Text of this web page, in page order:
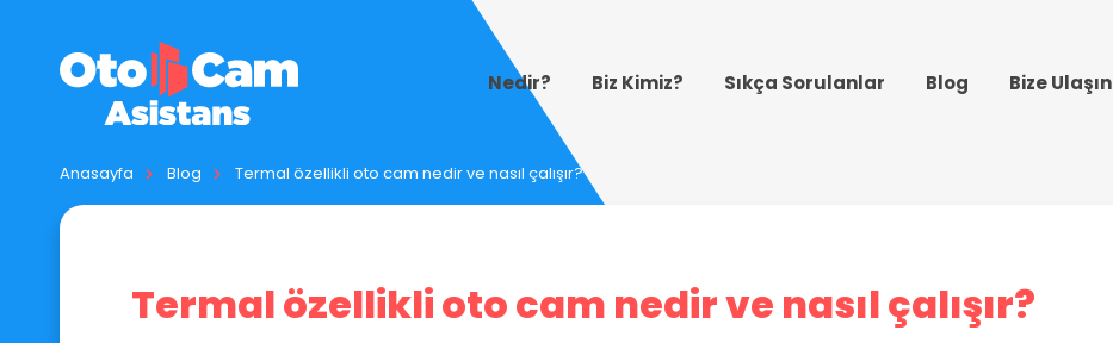
Nedir? Biz Kimiz? Sıkça Sorulanlar Blog Bize Ulaşın
Anasayfa Blog Termal özellikli oto cam nedir ve nasıl çalışır?
Termal özellikli oto cam nedir ve nasıl çalışır?